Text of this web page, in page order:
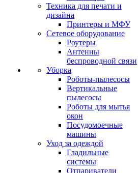
Техника для печати и
дизайна
Принтеры и МФУ
Сетевое оборудование
Роутеры
Антенны
беспроводной связи
Уборка
Роботы-пылесосы
Вертикальные
пылесосы
Роботы для мытья
окон
Посудомоечные
машины
Уход за одеждой
Гладильные
системы
Отпариватели